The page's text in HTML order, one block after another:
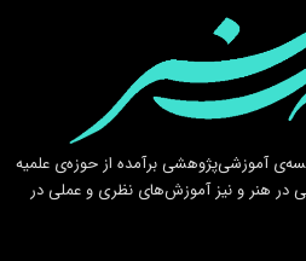
آموزشى‌پژوهشى برآمده از حوزه‌ی علميه
در هنر و نيز آموزش‌هاى نظرى و عملى در